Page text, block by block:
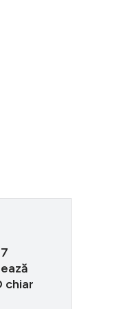
chiar